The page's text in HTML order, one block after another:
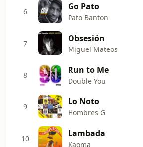
6 Go Pato
Pato Banton
7 Obsesión
Miguel Mateos
8 Run to Me
Double You
9 Lo Noto
Hombres G
10 Lambada
Kaoma